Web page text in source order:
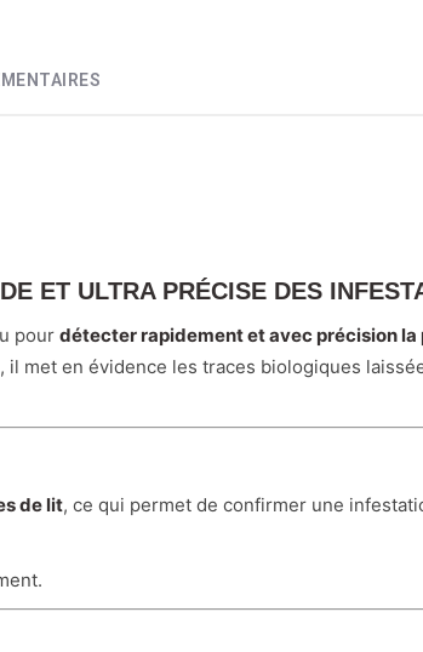
ET ULTRA PRÉCISE DES
pour détecter rapidement et avec précision la
met en évidence les traces biologiques
de lit, ce qui permet de confirmer une